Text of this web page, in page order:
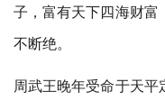
子，富有天下四海财富
不断绝。
周武王晚年受命于天平